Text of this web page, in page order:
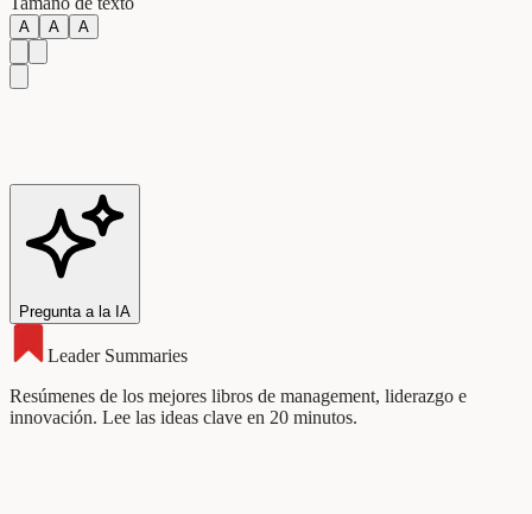
A A A
Pregunta a la IA
Leader Summaries
Resúmenes de los mejores libros de management, liderazgo e
innovación. Lee las ideas clave en 20 minutos.